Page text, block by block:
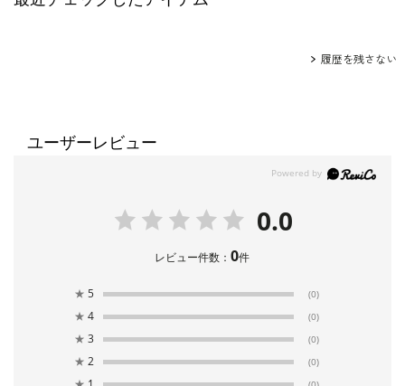
履歴を残さない
ユーザーレビュー
0.0
レビュー件数：0件
★ 5 (0)
★ 4 (0)
★ 3 (0)
★ 2 (0)